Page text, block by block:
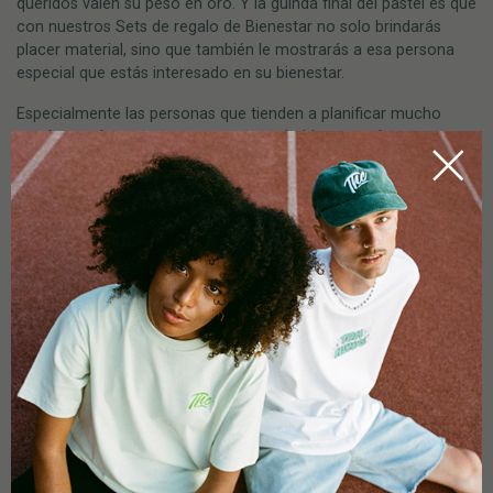
queridos valen su peso en oro. Y la guinda final del pastel es que
con nuestros Sets de regalo de Bienestar no solo brindarás
placer material, sino que también le mostrarás a esa persona
especial que estás interesado en su bienestar.
Especialmente las personas que tienden a planificar mucho
pueden ser las menos propensas a admitir que realmente
necesitan un descanso. Entonces, ¿por qué no darles un
pequeño empujón en la dirección correcta y alentarlos a
relajarse?
Por supuesto, nuestros Sets de Regalo de CBD se adaptan a
diferentes gustos y preferencias. Para los fanáticos del
bienestar (o aquellos a los que les vendría bien un poco de
bienestar), por ejemplo, tenemos un Set de Bienestar para esa
dosis extra de cuidado personal: una bola de baño de CBD, una
barra de jabón y el spray oral de Tom Hemp’s con 5% de CBD.
Esta combinación te brinda lo mejor de la belleza y el bienestar:
nuestra bola de baño de CBD preprograma la relajación en la
bañera, y la barra de jabón asegura una piel suave y flexible. Por
último, el spray bucal completa la experiencia de bienestar